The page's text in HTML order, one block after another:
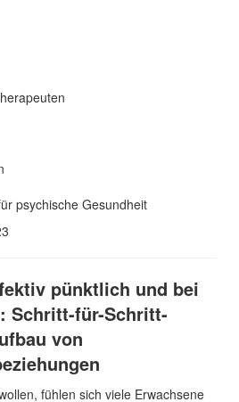
psychische Gesundheit
pünktlich und bei
Schritt-für-Schritt-
von
fühlen sich viele Erwachsene